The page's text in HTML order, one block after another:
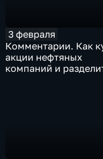
3 февраля
Комментарии. Как
акции нефтяных
компаний и